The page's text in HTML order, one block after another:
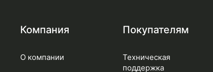
Компания
О компании
Покупателям
Техническая
поддержка